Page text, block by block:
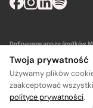
Dofinansowano ze środków
Twoja prywatność
Używamy plików
zaakceptować
polityce prywatności.